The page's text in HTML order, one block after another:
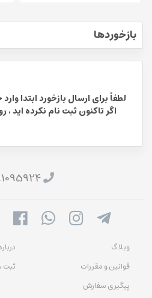
بازخوردها
لطفاً برای ارسال بازخورد ابتدا
اگر تاکنون ثبت نام نکرده اید ،
وبلاگ
قوانین و مقررات
ثبت
پیگیری سفارش